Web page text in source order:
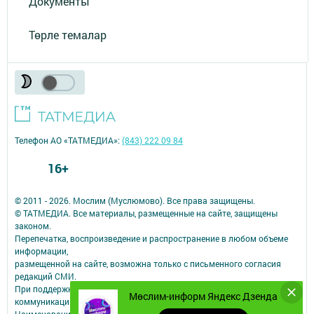
Төрле темалар
Мөслим-информ Яндекс Дзенда
© 2011 - 2026. Мослим (Муслюмово). Все права защищены.
© ТАТМЕДИА. Все материалы, размещенные на сайте, защищены
законом.
Перепечатка, воспроизведение и распространение в любом объеме
информации,
размещенной на сайте, возможна только с письменного согласия
редакций СМИ.
При поддержке Республиканского агентства по печати и массовым
коммуникациям.
Телефон АО «ТАТМЕДИА»:(843) 222 09 84
16+